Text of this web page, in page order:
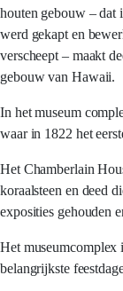
houten gebouw – dat
werd gekapt en
verscheept – maakt
gebouw van Hawaii.
In het museum
waar in 1822 het
Het Chamberlain
koraalsteen en deed
exposities gehouden
Het museumcomplex
belangrijkste